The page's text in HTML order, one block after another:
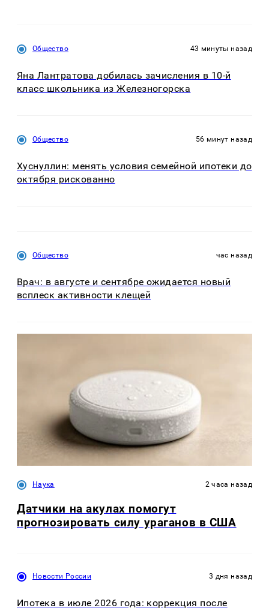
Общество 43 минуты назад
Яна Лантратова добилась зачисления в 10-й
класс школьника из Железногорска
Общество 56 минут назад
Хуснуллин: менять условия семейной ипотеки до
октября рискованно
Общество час назад
Врач: в августе и сентябре ожидается новый
всплеск активности клещей
Наука 2 часа назад
Датчики на акулах помогут
прогнозировать силу ураганов в США
Новости России 3 дня назад
Ипотека в июле 2026 года: коррекция после